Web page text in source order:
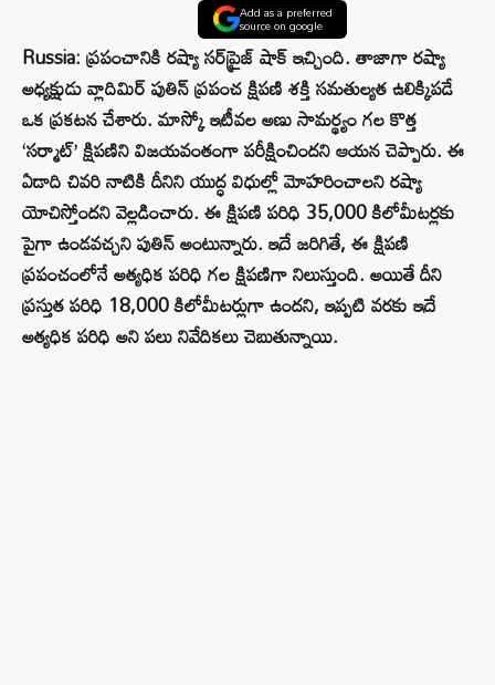
Add as a preferred
source on google
Russia: ప్రపంచానికి రష్యా సర్‌ప్రైజ్ షాక్ ఇచ్చింది. తాజాగా రష్యా
అధ్యక్షుడు వ్లాదిమిర్ పుతిన్ ప్రపంచ క్షిపణి శక్తి సమతుల్యత ఉలిక్కిపడే
ఒక ప్రకటన చేశారు. మాస్కో ఇటీవల అణు సామర్థ్యం గల కొత్త
‘సర్మాట్’ క్షిపణిని విజయవంతంగా పరీక్షించిందని ఆయన చెప్పారు. ఈ
ఏడాది చివరి నాటికి దీనిని యుద్ధ విధుల్లో మోహరించాలని రష్యా
యోచిస్తోందని వెల్లడించారు. ఈ క్షిపణి పరిధి 35,000 కిలోమీటర్లకు
పైగా ఉండవచ్చని పుతిన్ అంటున్నారు. ఇదే జరిగితే, ఈ క్షిపణి
ప్రపంచంలోనే అత్యధిక పరిధి గల క్షిపణిగా నిలుస్తుంది. అయితే దీని
ప్రస్తుత పరిధి 18,000 కిలోమీటర్లుగా ఉందని, ఇప్పటి వరకు ఇదే
అత్యధిక పరిధి అని పలు నివేదికలు చెబుతున్నాయి.